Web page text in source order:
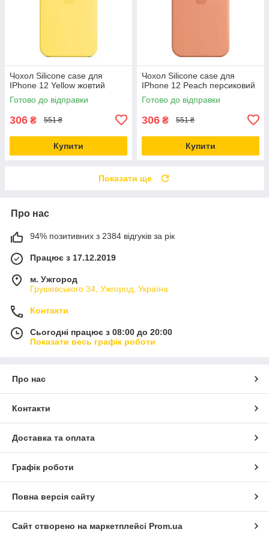
Чохол Silicone case для
IPhone 12 Yellow жовтий
Готово до відправки
306 ₴ 551 ₴
Купити
Чохол Silicone case для
IPhone 12 Peach персиковий
Готово до відправки
306 ₴ 551 ₴
Купити
Показати ще
Про нас
94% позитивних з 2384 відгуків за рік
Працює з 17.12.2019
м. Ужгород
Грушевського 34, Ужгород, Україна
Контакти
Сьогодні працює з 08:00 до 20:00
Показати весь графік роботи
Про нас
Контакти
Доставка та оплата
Графік роботи
Повна версія сайту
Сайт створено на маркетплейсі Prom.ua